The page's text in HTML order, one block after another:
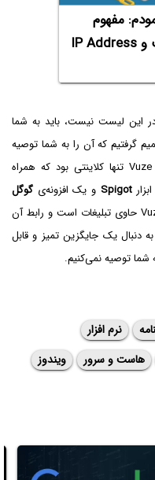
مفهوم
DHCP و DNS، نام هاست و IP Address
این لیست نیست، باید به شما
گرفتیم که آن را به شما توصیه
نکنیم. از بین کلاینت‌هایی که تست کردیم Vuze تنها کلاینتی بود که همراه
Spigot و یک افزونه‌یگوگل
داشت. علاوه بر این، نسخه‌ی رایگان Vuze حاوی تبلیغات است و رابط آن
دنبال یک جایگزین تمیز و قابل
نرم افزار
هاست و سرور ویندوز